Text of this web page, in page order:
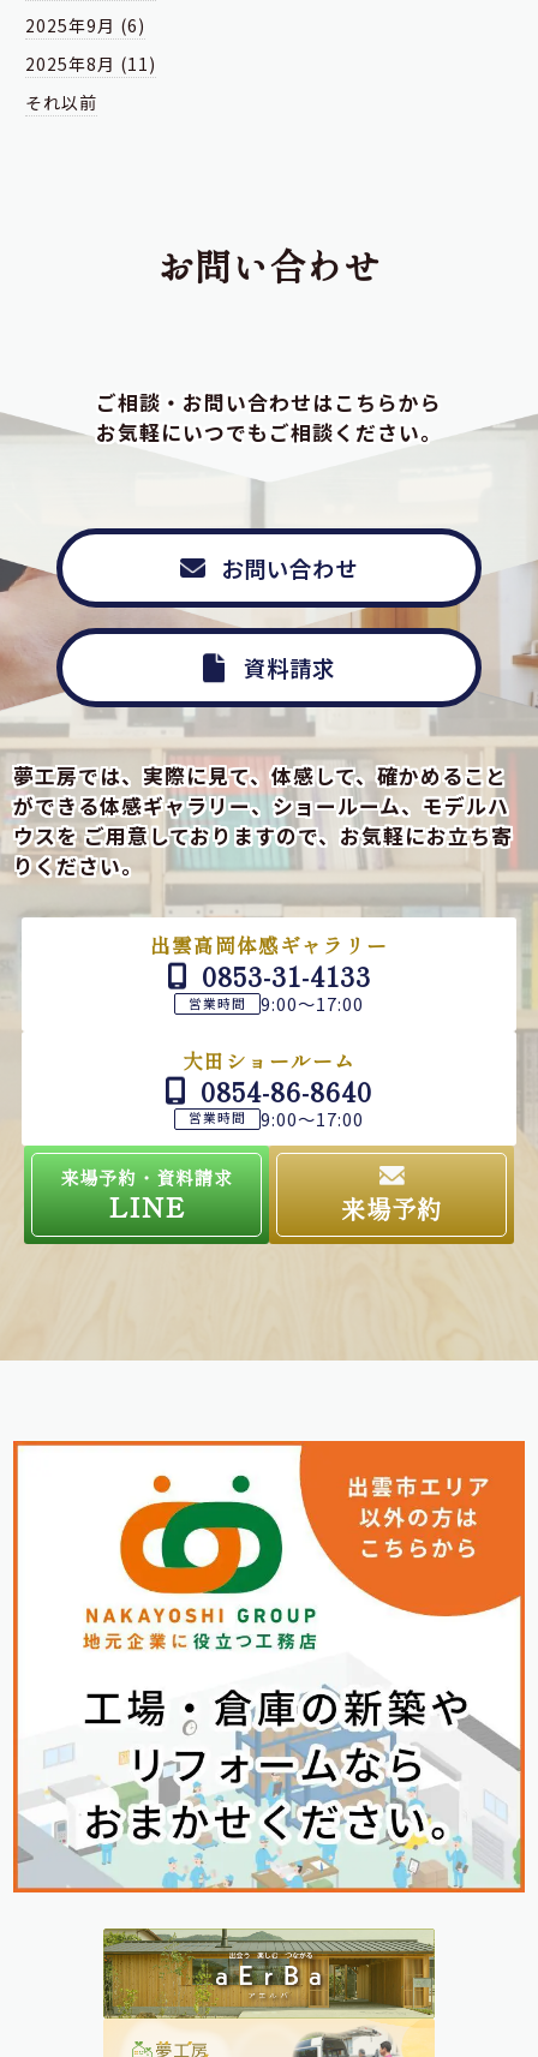
2025年9月 (6)
2025年8月 (11)
それ以前
お問い合わせ
ご相談・お問い合わせはこちらから
お気軽にいつでもご相談ください。
お問い合わせ
資料請求
夢工房では、実際に見て、体感して、確かめること
ができる体感ギャラリー、ショールーム、モデルハ
ウスをご用意しておりますので、お気軽にお立ち寄
りください。
出雲高岡体感ギャラリー
0853-31-4133
営業時間 9:00～17:00
大田ショールーム
0854-86-8640
営業時間 9:00～17:00
来場予約・資料請求
LINE 来場予約